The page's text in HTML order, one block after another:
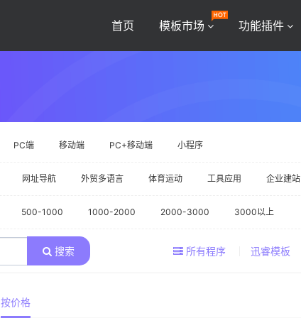
首页 模板市场 功能插件
PC端 移动端 PC+移动端 小程序
网址导航 外贸多语言 体育运动 工具应用 企业建站
500-1000 1000-2000 2000-3000 3000以上
所有程序 迅睿模板
搜索
按价格